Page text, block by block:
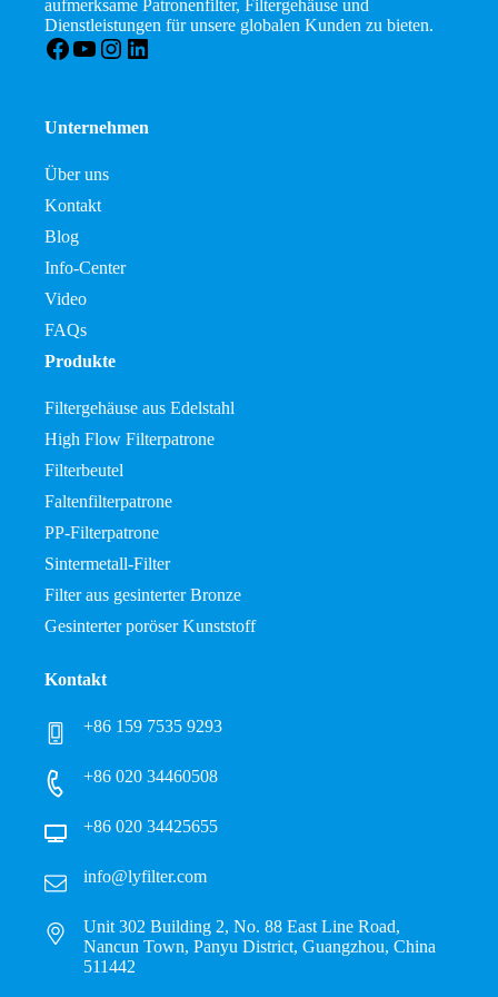
aufmerksame Patronenfilter, Filtergehäuse und
Dienstleistungen für unsere globalen Kunden zu bieten.
Facebook
YouTube
Instagram
LinkedIn
Unternehmen
Über uns
Kontakt
Blog
Info-Center
Video
FAQs
Produkte
Filtergehäuse aus Edelstahl
High Flow Filterpatrone
Filterbeutel
Faltenfilterpatrone
PP-Filterpatrone
Sintermetall-Filter
Filter aus gesinterter Bronze
Gesinterter poröser Kunststoff
Kontakt
+86 159 7535 9293
+86 020 34460508
+86 020 34425655
info@lyfilter.com
Unit 302 Building 2, No. 88 East Line Road,
Nancun Town, Panyu District, Guangzhou, China
511442